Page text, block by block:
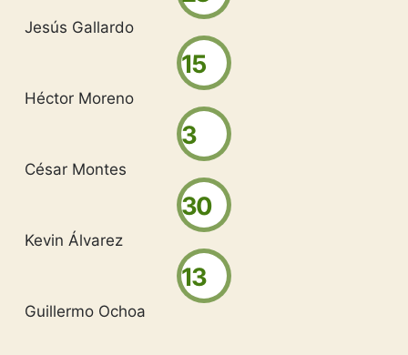
Jesús Gallardo
15
Héctor Moreno
3
César Montes
30
Kevin Álvarez
13
Guillermo Ochoa